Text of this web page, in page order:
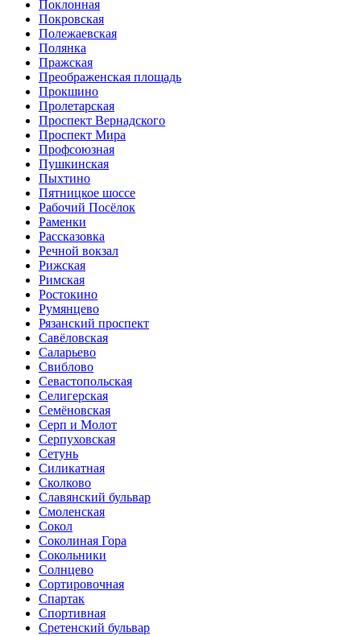
Поклонная
Покровская
Полежаевская
Полянка
Пражская
Преображенская площадь
Прокшино
Пролетарская
Проспект Вернадского
Проспект Мира
Профсоюзная
Пушкинская
Пыхтино
Пятницкое шоссе
Рабочий Посёлок
Раменки
Рассказовка
Речной вокзал
Рижская
Римская
Ростокино
Румянцево
Рязанский проспект
Савёловская
Саларьево
Свиблово
Севастопольская
Селигерская
Семёновская
Серп и Молот
Серпуховская
Сетунь
Силикатная
Сколково
Славянский бульвар
Смоленская
Сокол
Соколиная Гора
Сокольники
Солнцево
Сортировочная
Спартак
Спортивная
Сретенский бульвар